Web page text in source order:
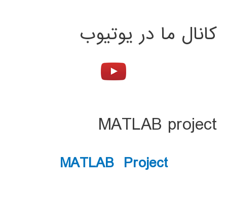
کانال ما در یوتیوب
MATLAB project
MATLAB Project